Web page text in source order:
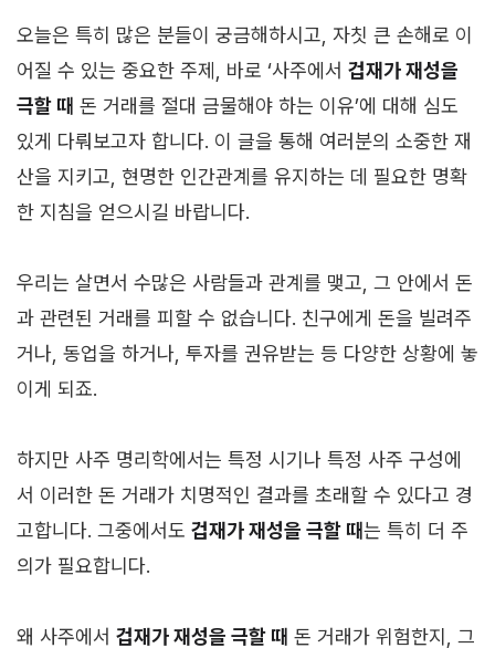
오늘은 특히 많은 분들이 궁금해하시고, 자칫 큰 손해로 이
어질 수 있는 중요한 주제, 바로 ‘사주에서 겁재가 재성을
극할 때 돈 거래를 절대 금물해야 하는 이유’에 대해 심도
있게 다뤄보고자 합니다. 이 글을 통해 여러분의 소중한 재
산을 지키고, 현명한 인간관계를 유지하는 데 필요한 명확
한 지침을 얻으시길 바랍니다.
우리는 살면서 수많은 사람들과 관계를 맺고, 그 안에서 돈
과 관련된 거래를 피할 수 없습니다. 친구에게 돈을 빌려주
거나, 동업을 하거나, 투자를 권유받는 등 다양한 상황에 놓
이게 되죠.
하지만 사주 명리학에서는 특정 시기나 특정 사주 구성에
서 이러한 돈 거래가 치명적인 결과를 초래할 수 있다고 경
고합니다. 그중에서도 겁재가 재성을 극할 때는 특히 더 주
의가 필요합니다.
왜 사주에서 겁재가 재성을 극할 때 돈 거래가 위험한지, 그